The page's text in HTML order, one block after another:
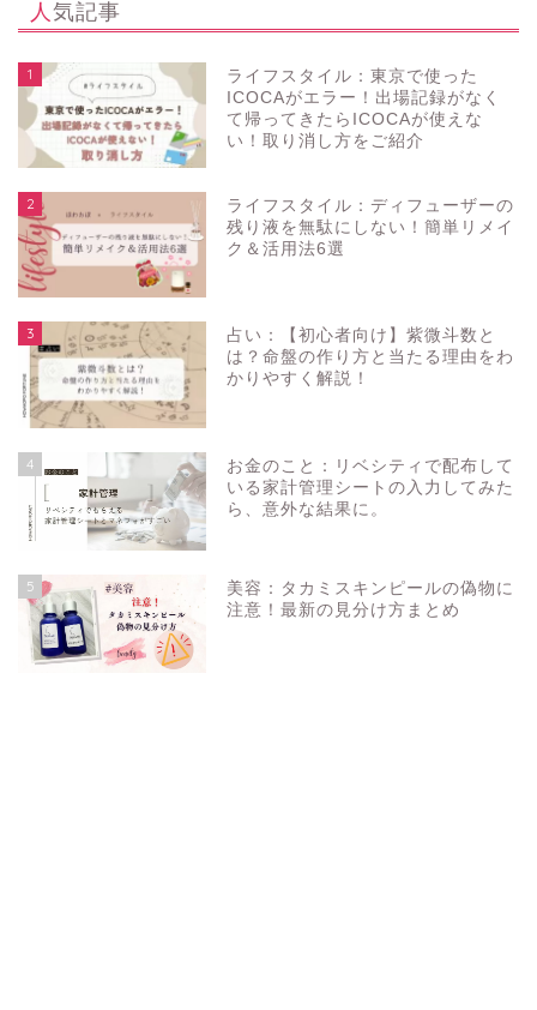
人気記事
1
ライフスタイル：東京で使った
ICOCAがエラー！出場記録がなく
て帰ってきたらICOCAが使えな
い！取り消し方をご紹介
2
ライフスタイル：ディフューザーの
残り液を無駄にしない！簡単リメイ
ク＆活用法6選
3
占い：【初心者向け】紫微斗数と
は？命盤の作り方と当たる理由をわ
かりやすく解説！
4
お金のこと：リベシティで配布して
いる家計管理シートの入力してみた
ら、意外な結果に。
5
美容：タカミスキンピールの偽物に
注意！最新の見分け方まとめ